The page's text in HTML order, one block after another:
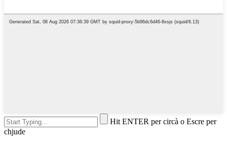
Hit ENTER per circà o Escre per
chjude